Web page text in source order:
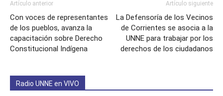
Artículo anterior
Con voces de representantes
de los pueblos, avanza la
capacitación sobre Derecho
Constitucional Indígena
Artículo siguiente
La Defensoría de los Vecinos
de Corrientes se asocia a la
UNNE para trabajar por los
derechos de los ciudadanos
Radio UNNE en VIVO